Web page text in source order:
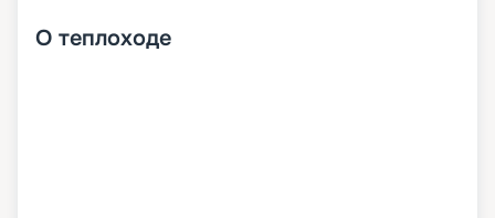
О теплоходе